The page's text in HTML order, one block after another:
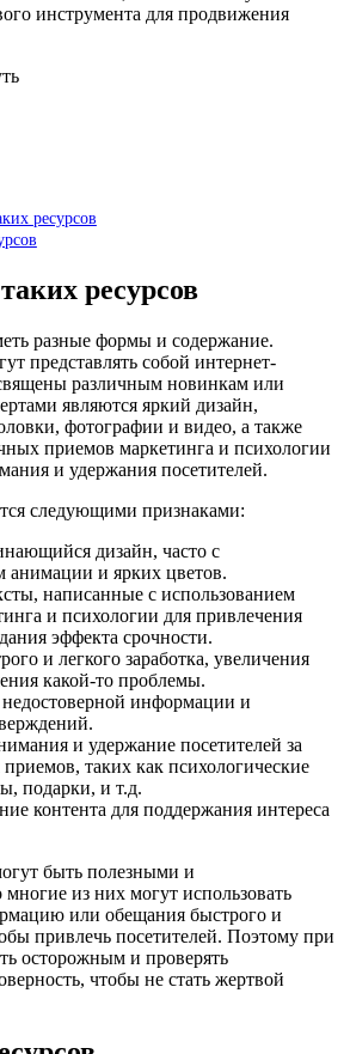
инструмента для продвижения
ресурсов
ресурсов
разные формы и содержание.
представлять собой интернет-
различным новинкам или
являются яркий дизайн,
фотографии и видео, а также
приемов маркетинга и психологии
и удержания посетителей.
следующими признаками:
дизайн, часто с
анимации и ярких цветов.
написанные с использованием
и психологии для привлечения
эффекта срочности.
и легкого заработка, увеличения
какой-то проблемы.
информации и
и удержание посетителей за
таких как психологические
подарки, и т.д.
контента для поддержания интереса
быть полезными и
из них могут использовать
или обещания быстрого и
привлечь посетителей. Поэтому при
осторожным и проверять
чтобы не стать жертвой